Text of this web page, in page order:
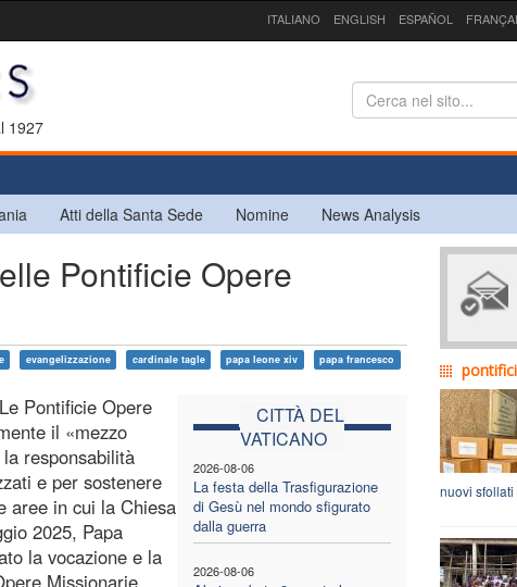
ITALIANO ENGLISH ESPAÑOL
1927
Atti della Santa Sede Nomine News Analysis
Pontificie Opere
evangelizzazione cardinale tagle papa leone xiv papa francesco
CITTÀ DEL
VATICANO
2026-08-06
La festa della Trasfigurazione
di Gesù nel mondo sfigurato
dalla guerra
2026-08-06
Pontificie Opere
il «mezzo
responsabilità
e per sostenere
aree in cui la Chiesa
2025, Papa
la vocazione e la
Missionarie,
nuovi sfollati